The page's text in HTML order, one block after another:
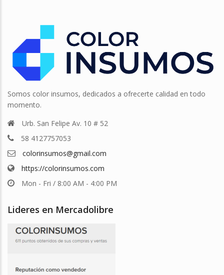
Somos color insumos, dedicados a ofrecerte calidad en todo
momento.
Urb. San Felipe Av. 10 # 52
58 4127757053
colorinsumos@gmail.com
https://colorinsumos.com
Mon - Fri / 8:00 AM - 4:00 PM
Lideres en Mercadolibre